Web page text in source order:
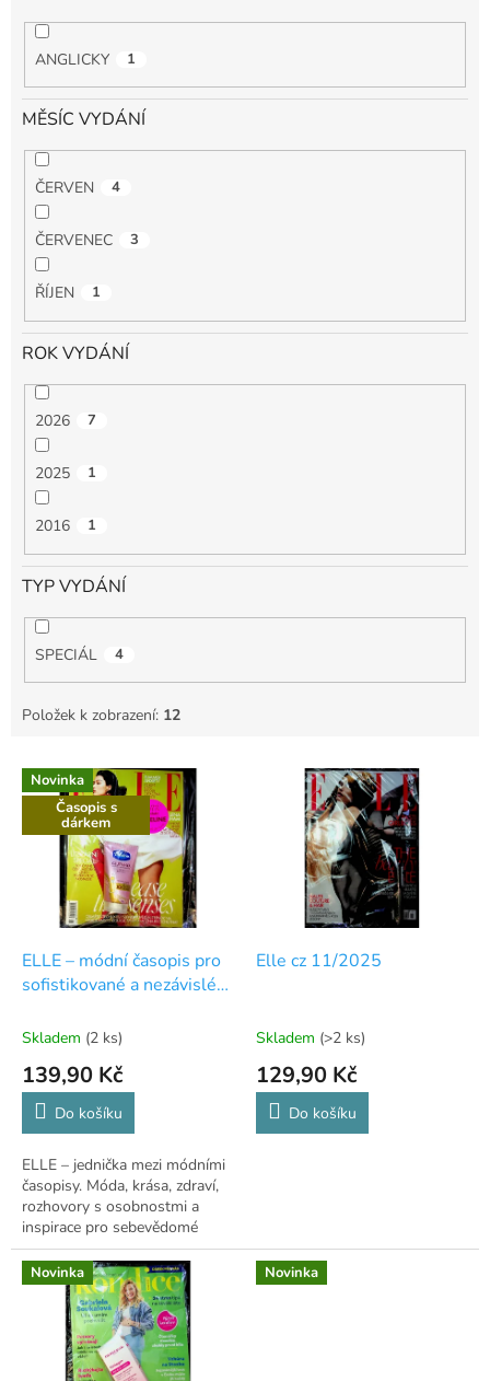
ANGLICKY 1
MĚSÍC VYDÁNÍ
ČERVEN 4
ČERVENEC 3
ŘÍJEN 1
ROK VYDÁNÍ
2026 7
2025 1
2016 1
TYP VYDÁNÍ
SPECIÁL 4
Položek k zobrazení: 12
V Novinka
Časopis s
dárkem
ELLE – módní časopis pro
sofistikované a nezávislé
Skladem (2 ks)
139,90 Kč
Do košíku
ELLE – jednička mezi módními
časopisy. Móda, krása, zdraví,
rozhovory s osobnostmi a
inspirace pro sebevědomé
ženy.
Elle cz 11/2025
Skladem (>2 ks)
129,90 Kč
Do košíku
Novinka Novinka